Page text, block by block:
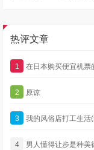
热评文章
1 在日本购买便宜机票
2 原谅
3 我的风俗店打工生活
4 男人懂得让步是种美